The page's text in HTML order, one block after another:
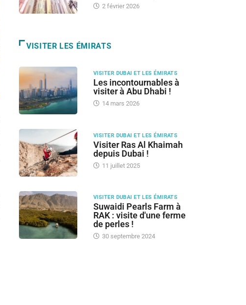
2 février 2026
VISITER LES ÉMIRATS
VISITER DUBAI ET LES ÉMIRATS
Les incontournables à
visiter à Abu Dhabi !
14 mars 2026
VISITER DUBAI ET LES ÉMIRATS
Visiter Ras Al Khaimah
depuis Dubai !
11 juillet 2025
VISITER DUBAI ET LES ÉMIRATS
Suwaidi Pearls Farm à
RAK : visite d'une ferme
de perles !
30 septembre 2024